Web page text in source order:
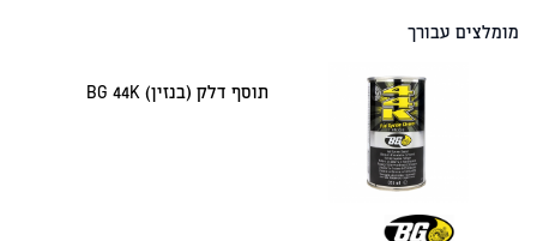
מומלצים עבורך
תוסף דלק (בנזין) BG 44K